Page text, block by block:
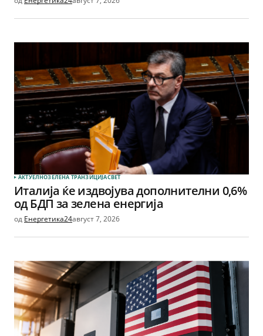
АКТУЕЛНОЗЕЛЕНА ТРАНЗИЦИЈАСВЕТ
Италија ќе издвојува дополнителни 0,6%
од БДП за зелена енергија
од Енергетика24август 7, 2026